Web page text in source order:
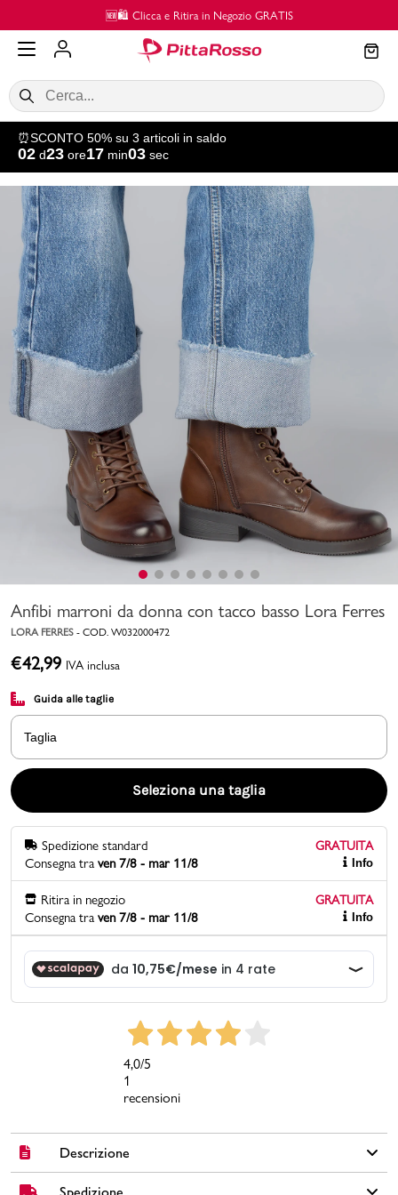
Vai al contenuto principale🆕🛍️ Clicca e Ritira in Negozio GRATIS
SALDI Donna
Uomo Bambino
Marchi
Accedi | Registrati
Promo & News
negozi
contatti
pcard
Gift card
⏰SCONTO 50% su 3 articoli in saldo
02 d23 ore17 min03 sec
Anfibi marroni da donna con tacco basso Lora Ferres
LORA FERRES - COD. W032000472
€42,99 IVA inclusa
Guida alle taglie
Taglia
Seleziona una taglia
Spedizione standard
GRATUITA
Consegna tra ven 7/8 - mar 11/8 Info
Ritira in negozio
GRATUITA
Consegna tra ven 7/8 - mar 11/8 Info
4,0/5
1
recensioni
Descrizione
Spedizione